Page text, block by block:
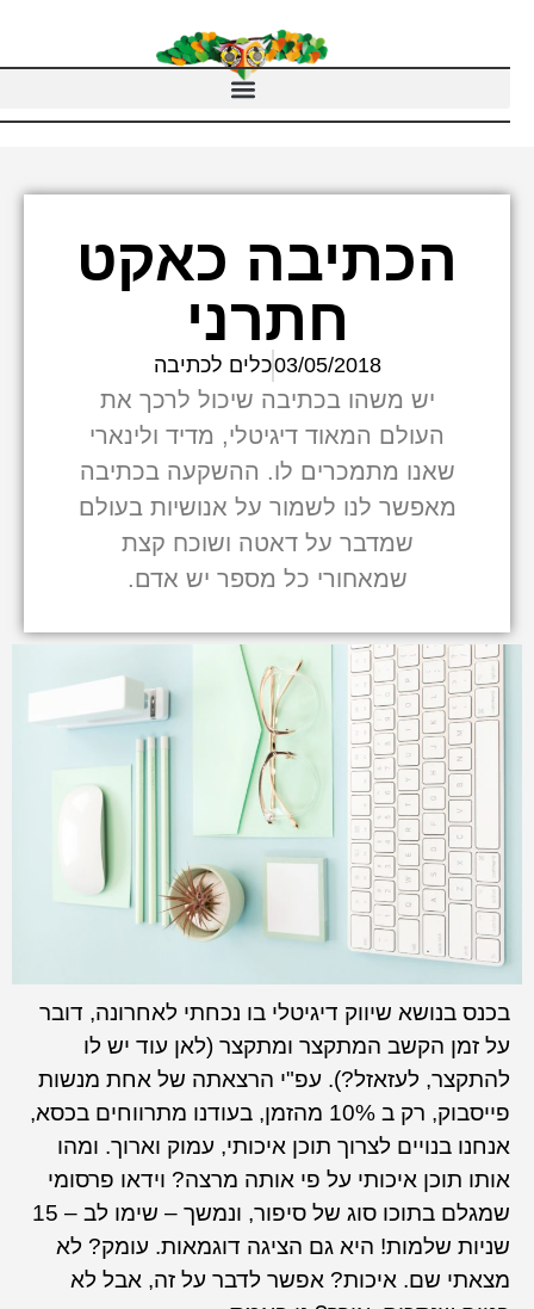
הכתיבה כאקט
חתרני
03/05/2018כלים לכתיבה
יש משהו בכתיבה שיכול לרכך את
העולם המאוד דיגיטלי, מדיד ולינארי
שאנו מתמכרים לו. ההשקעה בכתיבה
מאפשר לנו לשמור על אנושיות בעולם
שמדבר על דאטה ושוכח קצת
שמאחורי כל מספר יש אדם.
בכנס בנושא שיווק דיגיטלי בו נכחתי לאחרונה, דובר
על זמן הקשב המתקצר ומתקצר (לאן עוד יש לו
להתקצר, לעזאזל?). עפ"י הרצאתה של אחת מנשות
פייסבוק, רק ב 10% מהזמן, בעודנו מתרווחים בכסא,
אנחנו בנויים לצרוך תוכן איכותי, עמוק וארוך. ומהו
אותו תוכן איכותי על פי אותה מרצה? וידאו פרסומי
שמגלם בתוכו סוג של סיפור, ונמשך – שימו לב – 15
שניות שלמות! היא גם הציגה דוגמאות. עומק? לא
מצאתי שם. איכות? אפשר לדבר על זה, אבל לא